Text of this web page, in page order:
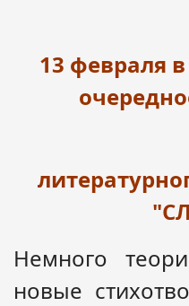
13 февраля в
Немного
новые